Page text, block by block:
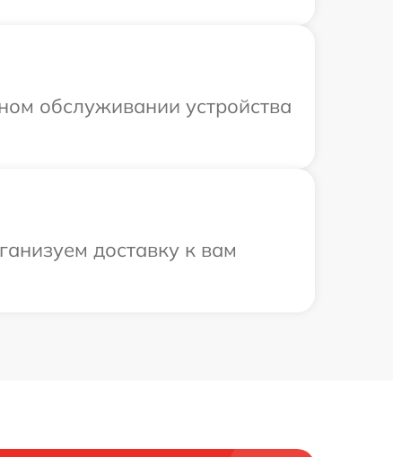
обслуживании устройства
доставку к вам